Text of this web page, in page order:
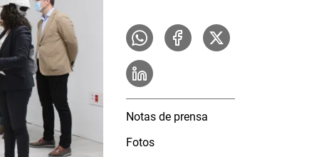
Notas de prensa
Fotos